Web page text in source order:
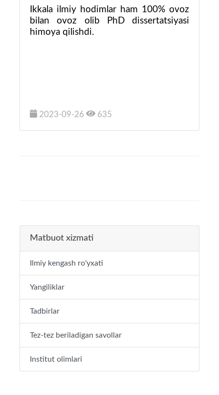
Ikkala ilmiy hodimlar ham 100% ovoz
bilan ovoz olib PhD dissertatsiyasi
himoya qilishdi.
2023-09-26 635
Matbuot xizmati
Ilmiy kengash ro'yxati
Yangiliklar
Tadbirlar
Tez-tez beriladigan savollar
Institut olimlari